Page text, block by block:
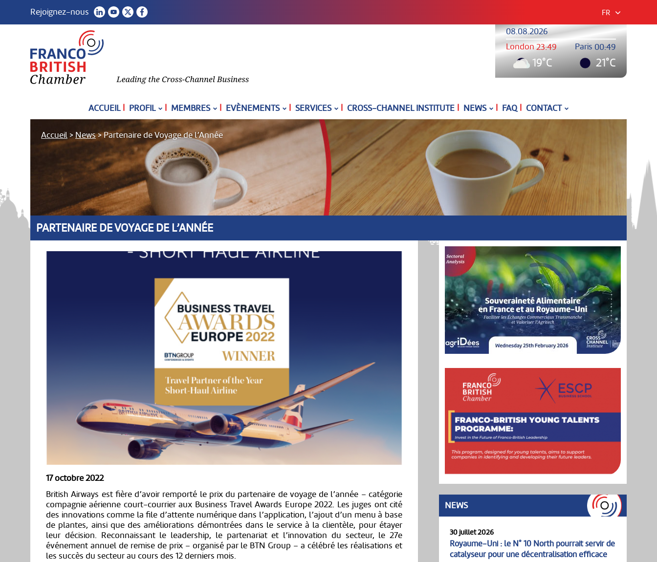
Rejoignez-nous FR
08.08.2026
London23:49
19°C
Paris 00:49
21°C
ACCUEIL PROFIL MEMBRES EVÈNEMENTS SERVICES CROSS-CHANNEL INSTITUTE NEWS FAQ CONTACT
Accueil >News>Partenaire de Voyage de l’Année
PARTENAIRE DE VOYAGE DE L’ANNÉE
17 octobre 2022
British Airways est fière d’avoir remporté le prix du partenaire de voyage de l’année – catégorie
compagnie aérienne court-courrier aux Business Travel Awards Europe 2022. Les juges ont cité
des innovations comme la file d’attente numérique dans l’application, l’ajout d’un menu à base
de plantes, ainsi que des améliorations démontrées dans le service à la clientèle, pour étayer
leur décision. Reconnaissant le leadership, le partenariat et l’innovation du secteur, le 27e
événement annuel de remise de prix – organisé par le BTN Group – a célébré les réalisations et
les succès du secteur au cours des 12 derniers mois.
NEWS
30 juillet 2026
Royaume-Uni : le N° 10 North pourrait servir de
catalyseur pour une décentralisation efficace